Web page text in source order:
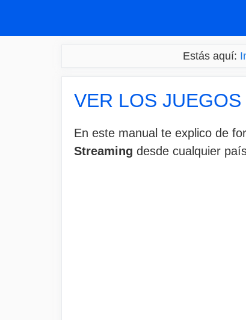
Estás aquí:
VER LOS
En este manual te explico de
Streaming desde cualquier